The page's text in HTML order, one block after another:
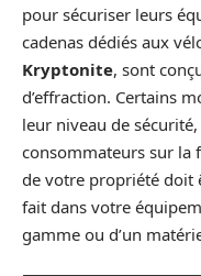
pour sécuriser leurs
cadenas dédiés aux
Kryptonite, sont
d’effraction. Certains
leur niveau de
consommateurs sur la
de votre propriété doit
fait dans votre
gamme ou d’un